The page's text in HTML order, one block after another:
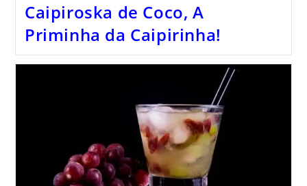
Caipiroska de Coco, A
Priminha da Caipirinha!